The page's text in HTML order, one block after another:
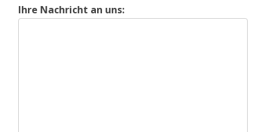
Ihre Nachricht an uns: